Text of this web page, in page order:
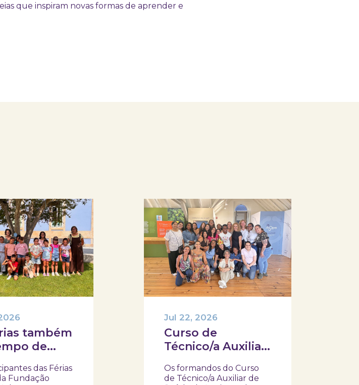
que inspiram novas formas de aprender e
também
de
das Férias
Fundação
Curso de
Técnico/a Auxiliar
visitaram e
Jul 22, 2026
Os formandos do Curso
de Técnico/a Auxiliar de